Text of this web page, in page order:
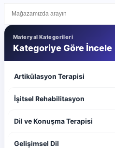
Materyal Kategorileri
Kategoriye Göre İncele
Artikülasyon Terapisi
İşitsel Rehabilitasyon
Dil ve Konuşma Terapisi
Gelişimsel Dil